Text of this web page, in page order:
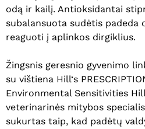
odą ir kailį. Antioksidantai
subalansuota sudėtis padeda
reaguoti į aplinkos dirgiklius.
Žingsnis geresnio gyvenimo
su vištiena Hill‘s
Environmental Sensitivities
veterinarinės mitybos
sukurtas taip, kad padėtų